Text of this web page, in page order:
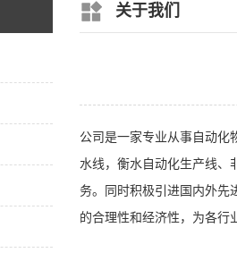
关于我们
公司是一家专业从事自动化
水线，衡水自动化生产线、
务。同时积极引进国内外先
的合理性和经济性，为各行